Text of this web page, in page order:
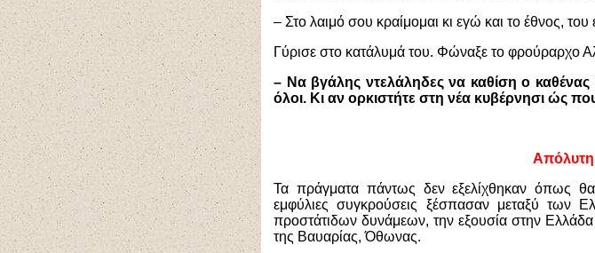
– Στο λαιμό σου κραίμομαι κι εγώ και το έθνος,
Γύρισε στο κατάλυμά του. Φώναξε το φρούραρχο
– Να βγάλης ντελάληδες να καθίση ο καθένας
όλοι. Κι αν ορκιστήτε στη νέα κυβέρνησι ώς
Απόλυτη
Τα πράγματα πάντως δεν εξελίχθηκαν όπως
εμφύλιες συγκρούσεις ξέσπασαν μεταξύ των
προστάτιδων δυνάμεων, την εξουσία στην Ελλάδα
της Βαυαρίας, Όθωνας.